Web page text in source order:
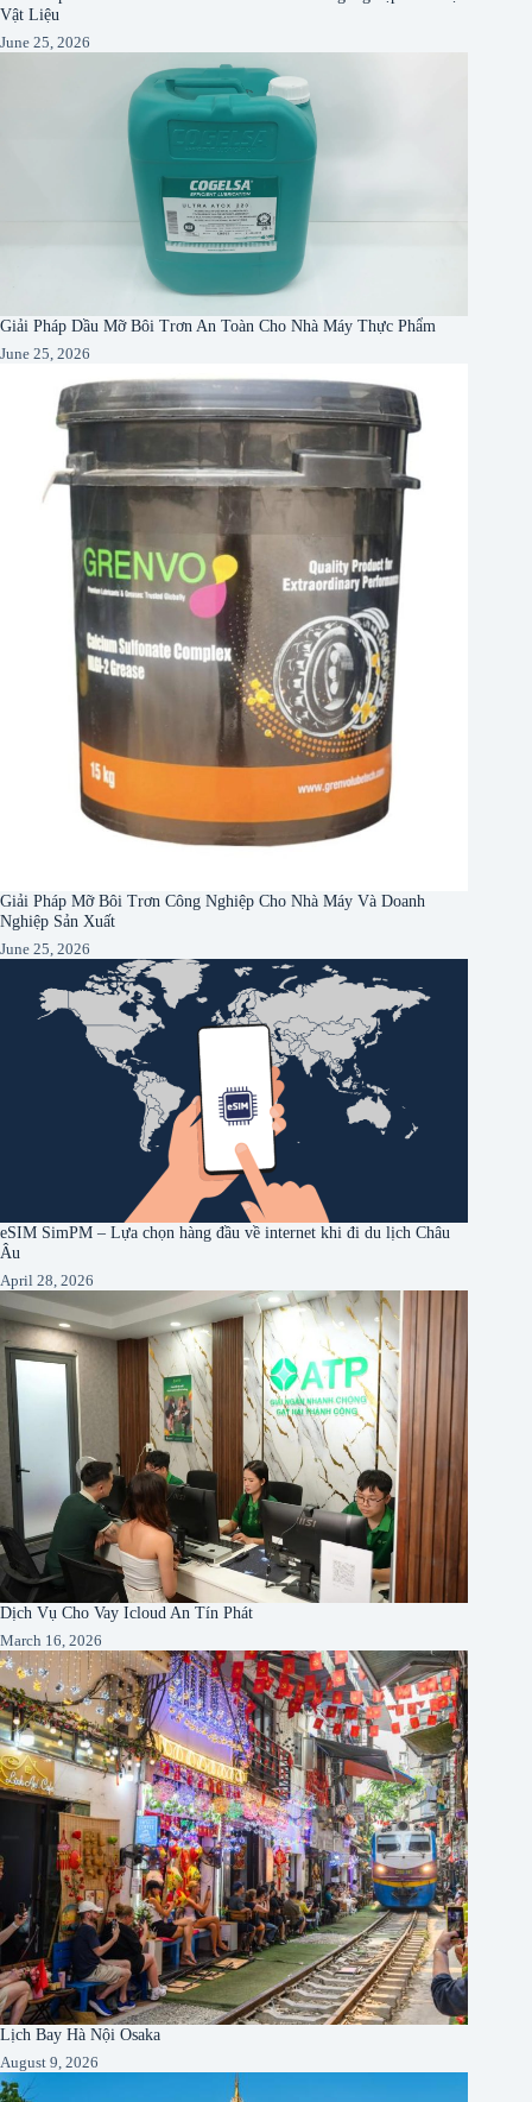
Vật Liệu
June 25, 2026
Giải Pháp Dầu Mỡ Bôi Trơn An Toàn Cho Nhà Máy Thực Phẩm
June 25, 2026
Giải Pháp Mỡ Bôi Trơn Công Nghiệp Cho Nhà Máy Và Doanh
Nghiệp Sản Xuất
June 25, 2026
eSIM SimPM – Lựa chọn hàng đầu về internet khi đi du lịch Châu
Âu
April 28, 2026
Dịch Vụ Cho Vay Icloud An Tín Phát
March 16, 2026
Lịch Bay Hà Nội Osaka
August 9, 2026